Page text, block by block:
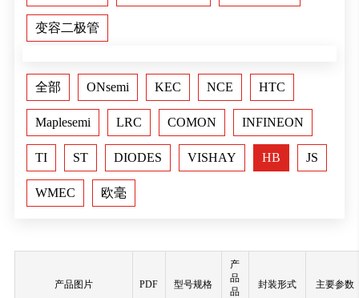
变容二极管
全部 ONsemi KEC NCE HTC
Maplesemi LRC COMON INFINEON
TI ST DIODES VISHAY HB JS
WMEC 欧毫
产品图片 PDF 型号规格
产
品
品
封装形式 主要参数